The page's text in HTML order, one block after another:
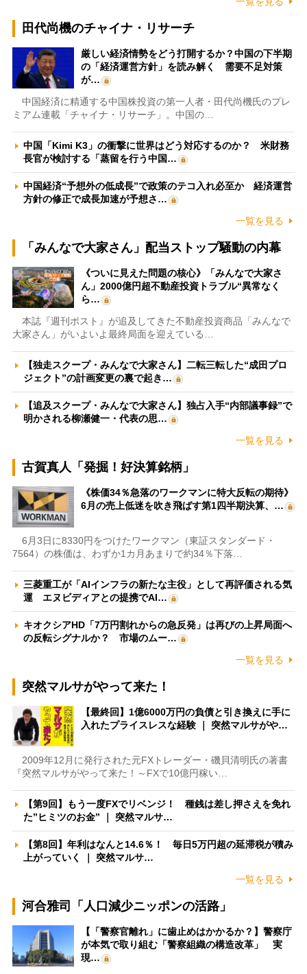
田代尚機のチャイナ・リサーチ
厳しい経済情勢をどう打開するか？中国の下半期
の「経済運営方針」を読み解く 需要不足対策
が…
中国経済に精通する中国株投資の第一人者・田代尚機氏のプレ
ミアム連載「チャイナ・リサーチ」。中国の…
中国「Kimi K3」の衝撃に世界はどう対応するのか？ 米財務
長官が検討する「蒸留を行う中国…
中国経済“予想外の低成長”で政策のテコ入れ必至か 経済運営
方針の修正で成長加速が予想さ…
一覧を見る
「みんなで大家さん」配当ストップ騒動の内幕
《ついに見えた問題の核心》「みんなで大家さ
ん」2000億円超不動産投資トラブル“異常なく
ら…
本誌『週刊ポスト』が追及してきた不動産投資商品「みんなで
大家さん」がいよいよ最終局面を迎えている…
【独走スクープ・みんなで大家さん】二転三転した“成田プロ
ジェクト”の計画変更の裏で起き…
【追及スクープ・みんなで大家さん】独占入手“内部議事録”で
明かされる柳瀬健一・代表の思…
一覧を見る
古賀真人「発掘！好決算銘柄」
《株価34％急落のワークマンに特大反転の期待》
6月の売上低迷を吹き飛ばす第1四半期決算、…
6月3日に8330円をつけたワークマン（東証スタンダード・
7564）の株価は、わずか1カ月あまりで約34％下落…
三菱重工が「AIインフラの新たな主役」として再評価される気
運 エヌビディアとの提携でAI…
キオクシアHD「7万円割れからの急反発」は再びの上昇局面へ
の反転シグナルか？ 市場のムー…
一覧を見る
突然マルサがやって来た！
【最終回】1億6000万円の負債と引き換えに手に
入れたプライスレスな経験 ｜ 突然マルサがや…
2009年12月に発行された元FXトレーダー・磯貝清明氏の著書
『突然マルサがやって来た！～FXで10億円稼い…
【第9回】もう一度FXでリベンジ！ 種銭は差し押さえを免れ
た”ヒミツのお金” ｜ 突然マルサ…
【第8回】年利はなんと14.6％！ 毎日5万円超の延滞税が積み
上がっていく ｜ 突然マルサ…
一覧を見る
河合雅司「人口減少ニッポンの活路」
【「警察官離れ」に歯止めはかかるか？】警察庁
が本気で取り組む「警察組織の構造改革」 実
現…